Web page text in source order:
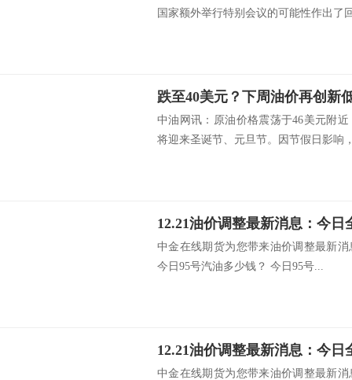
国家额外举行特别会议的可能性作出了
跌至40美元？下周油价再创新
中油网讯：原油价格震荡于46美元附
将迎来圣诞节、元旦节。因节假日影响
中金在线期货为您带来油价调整最新
今日95号汽油多少钱？ 今日95号...
中金在线期货为您带来油价调整最新